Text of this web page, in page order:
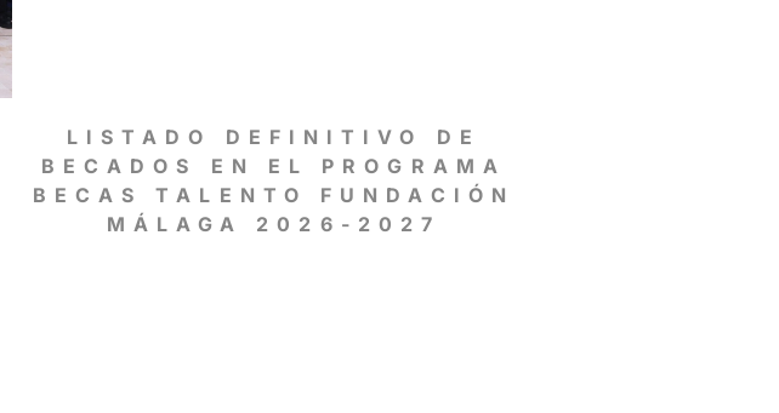
LISTADO DEFINITIVO DE
BECADOS EN EL PROGRAMA
BECAS TALENTO FUNDACIÓN
MÁLAGA 2026-2027